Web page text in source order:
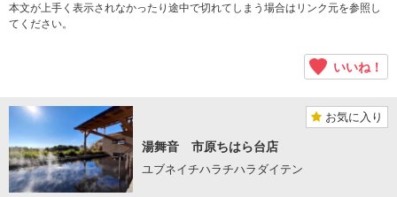
本文が上手く表示されなかったり途中で切れてしまう場合はリンク元を参照し
てください。
いいね！
お気に入り
湯舞音 市原ちはら台店
ユブネイチハラチハラダイテン